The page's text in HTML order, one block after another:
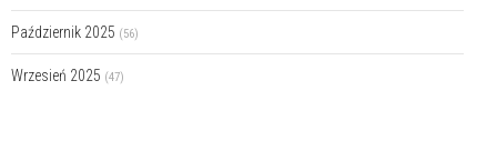
Październik 2025 (56)
Wrzesień 2025 (47)